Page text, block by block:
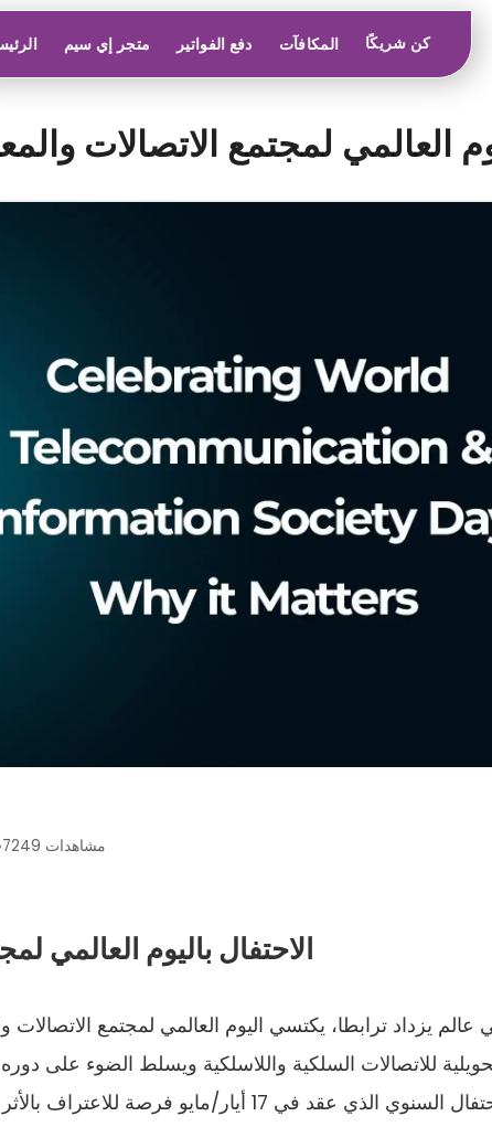
متجر إي سيم دفع الفواتير المكافآت كن شريكًا
العالمي لمجتمع الاتصالات
7249 مشاهدات
الاحتفال باليوم العالمي
عالم يزداد ترابطا، يكتسي اليوم العالمي لمجتمع
للاتصالات السلكية واللاسلكية ويسلط الضوء على
الاحتفال السنوي الذي عقد في 17 أيار/مايو